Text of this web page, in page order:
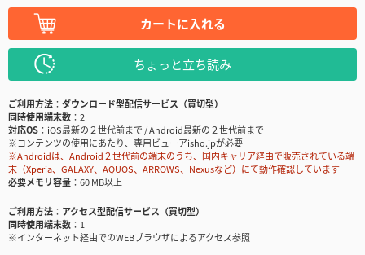
カートに入れる
ちょっと立ち読み
ご利用方法
ダウンロード型配信サービス（買切型）
同時使用端末数
2
対応OS
iOS最新の２世代前まで / Android最新の２世代前まで
※コンテンツの使用にあたり、専用ビューアisho.jpが必要
※Androidは、Android２世代前の端末のうち、国内キャリア経由で販売されている端
末（Xperia、GALAXY、AQUOS、ARROWS、Nexusなど）にて動作確認しています
必要メモリ容量
60 MB以上
ご利用方法
アクセス型配信サービス（買切型）
同時使用端末数
1
※インターネット経由でのWEBブラウザによるアクセス参照